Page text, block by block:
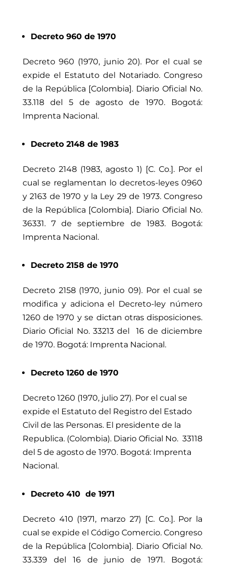
Decreto 960 de 1970
Decreto 960 (1970, junio 20). Por el cual se
expide el Estatuto del Notariado. Congreso
de la República [Colombia]. Diario Oficial No.
33.118 del 5 de agosto de 1970. Bogotá:
Imprenta Nacional.
Decreto 2148 de 1983
Decreto 2148 (1983, agosto 1) [C. Co.]. Por el
cual se reglamentan lo decretos-leyes 0960
y 2163 de 1970 y la Ley 29 de 1973. Congreso
de la República [Colombia]. Diario Oficial No.
36331. 7 de septiembre de 1983. Bogotá:
Imprenta Nacional.
Decreto 2158 de 1970
Decreto 2158 (1970, junio 09). Por el cual se
modifica y adiciona el Decreto-ley número
1260 de 1970 y se dictan otras disposiciones.
Diario Oficial No. 33213 del 16 de diciembre
de 1970. Bogotá: Imprenta Nacional.
Decreto 1260 de 1970
Decreto 1260 (1970, julio 27). Por el cual se
expide el Estatuto del Registro del Estado
Civil de las Personas. El presidente de la
Republica. (Colombia). Diario Oficial No. 33118
del 5 de agosto de 1970. Bogotá: Imprenta
Nacional.
Decreto 410 de 1971
Decreto 410 (1971, marzo 27) [C. Co.]. Por la
cual se expide el Código Comercio. Congreso
de la República [Colombia]. Diario Oficial No.
33.339 del 16 de junio de 1971. Bogotá: